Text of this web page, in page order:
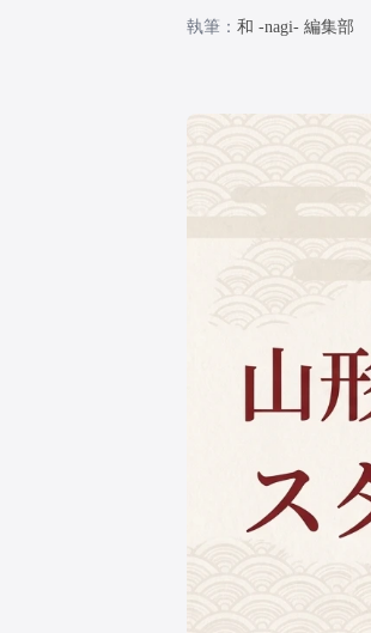
執筆 和 -nagi- 編集部